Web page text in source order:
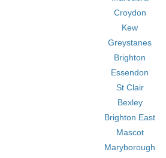
Croydon
Kew
Greystanes
Brighton
Essendon
St Clair
Bexley
Brighton East
Mascot
Maryborough